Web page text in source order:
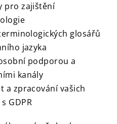
pro zajištění
glosářů
jazyka
podporou a
kanály
a zpracování vašich
GDPR